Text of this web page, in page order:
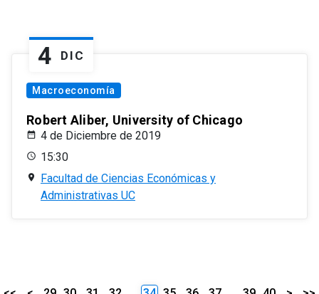
4 DIC
Macroeconomía
Robert Aliber, University of Chicago
4 de Diciembre de 2019
15:30
Facultad de Ciencias Económicas y
Administrativas UC